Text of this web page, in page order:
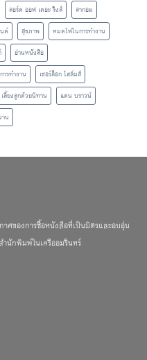
ลอร์ด ออฟ เดอะ ริงส์
ลากอม
ด์ สุขภาพ
หมดไฟในการทำงาน
อ่านหนังสือ
ารทำงาน
เชอร์ล็อก โฮล์มส์
เลี้ยงลูกด้วยนิทาน
แดน บราวน์
าน
ศของการซื้อหนังสือที่เป็นมิตรและอบอุ่น
นักพิมพ์ในเครืออมรินทร์